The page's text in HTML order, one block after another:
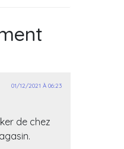
01/12/2021 À 06:23
de chez